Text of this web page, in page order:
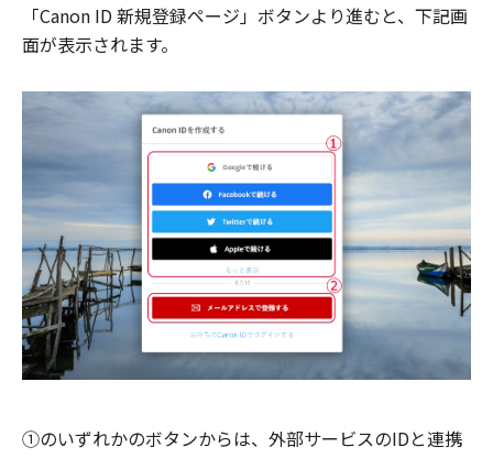
「Canon ID 新規登録ページ」ボタンより進むと、下記画
面が表示されます。
①のいずれかのボタンからは、外部サービスのIDと連携